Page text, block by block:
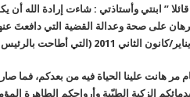
” ابنتي وأستاذتي :شاءت إرادة الله أن
على صحة وعدالة القضية التي دافعتَ
كانون الثاني 2011 ( التي أطاحت
مر هانت علينا الحياة فيه من بعدكم، فما
بدمائكم الزكية الطيّبة وأرواحكم الطاهرة